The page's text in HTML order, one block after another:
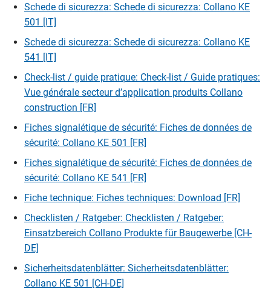
Schede di sicurezza: Schede di sicurezza: Collano KE
501 [IT]
Schede di sicurezza: Schede di sicurezza: Collano KE
541 [IT]
Check-list / guide pratique: Check-list / Guide pratiques:
Vue générale secteur d’application produits Collano
construction [FR]
Fiches signalétique de sécurité: Fiches de données de
sécurité: Collano KE 501 [FR]
Fiches signalétique de sécurité: Fiches de données de
sécurité: Collano KE 541 [FR]
Fiche technique: Fiches techniques: Download [FR]
Checklisten / Ratgeber: Checklisten / Ratgeber:
Einsatzbereich Collano Produkte für Baugewerbe [CH-
DE]
Sicherheitsdatenblätter: Sicherheitsdatenblätter:
Collano KE 501 [CH-DE]